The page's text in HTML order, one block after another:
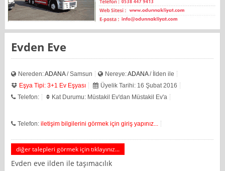
Evden Eve
Nereden:ADANA/ Samsun Nereye:ADANA/ İlden ile
Eşya Tipi: 3+1 Ev Eşyası
Üyelik Tarihi: 16 Şubat 2016
Telefon:
Kat Durumu: Müstakil Ev'dan Müstakil Ev'a
Telefon:iletişim bilgilerini görmek için giriş yapınız...
diğer talepleri görmek için tıklayınız...
Evden eve ilden ile taşımacılık